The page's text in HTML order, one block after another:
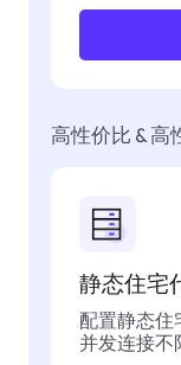
高性价比 & 高
静态住宅
配置静态住
并发连接不